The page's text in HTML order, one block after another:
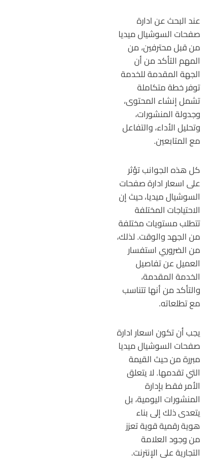
عند البحث عن ادارة
صفحات السوشيال ميديا
من قبل محترفين، من
المهم التأكد من أن
الجهة المقدمة للخدمة
توفر خطة متكاملة
تشمل إنشاء المحتوى،
وجدولة المنشورات،
وتحليل الأداء، والتفاعل
مع المتابعين.
كل هذه الجوانب تؤثر
على اسعار ادارة صفحات
السوشيال ميديا، حيث إن
الاحتياجات المختلفة
تتطلب مستويات مختلفة
من الجهد والوقت. لذلك،
من الضروري استفسار
العميل عن تفاصيل
الخدمة المقدمة،
والتأكد من أنها تتناسب
مع تطلعاته.
يجب أن تكون اسعار ادارة
صفحات السوشيال ميديا
مبررة من حيث القيمة
التي تقدمها. لا يتعلق
الأمر فقط بإدارة
المنشورات اليومية، بل
يتعدى ذلك إلى بناء
هوية رقمية قوية تعزز
من وجود العلامة
التجارية على الإنترنت.